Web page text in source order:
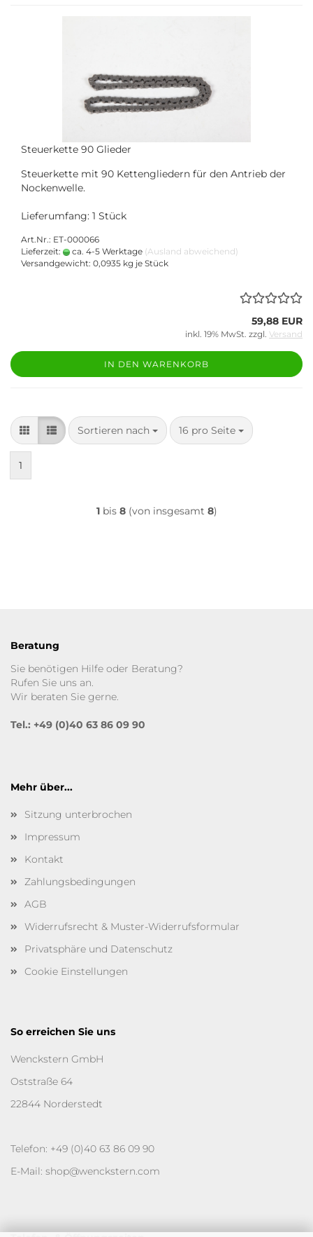
Steuerkette 90 Glieder
Steuerkette mit 90 Kettengliedern für den Antrieb der
Nockenwelle.
Lieferumfang: 1 Stück
Art.Nr.: ET-000066
Lieferzeit:
ca. 4-5 Werktage (Ausland abweichend)
Versandgewicht: 0,0935 kg je Stück
59,88 EUR
inkl. 19% MwSt. zzgl. Versand
IN DEN WARENKORB
Sortieren nach
Sortieren nach 16 pro Seite
pro Seite
1
1bis 8(von insgesamt 8)
Beratung
Sie benötigen Hilfe oder Beratung?
Rufen Sie uns an.
Wir beraten Sie gerne.
Tel.: +49 (0)40 63 86 09 90
Mehr über...
Sitzung unterbrochen
Impressum
Kontakt
Zahlungsbedingungen
AGB
Widerrufsrecht & Muster-Widerrufsformular
Privatsphäre und Datenschutz
Cookie Einstellungen
So erreichen Sie uns
Wenckstern GmbH
Oststraße 64
22844 Norderstedt
Telefon: +49 (0)40 63 86 09 90
E-Mail: shop@wenckstern.com